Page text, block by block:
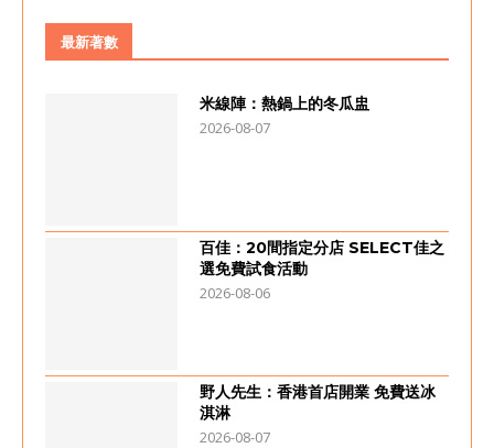
最新著數
米線陣：熱鍋上的冬瓜盅
2026-08-07
百佳：20間指定分店 SELECT佳之
選免費試食活動
2026-08-06
野人先生：香港首店開業 免費送冰
淇淋
2026-08-07